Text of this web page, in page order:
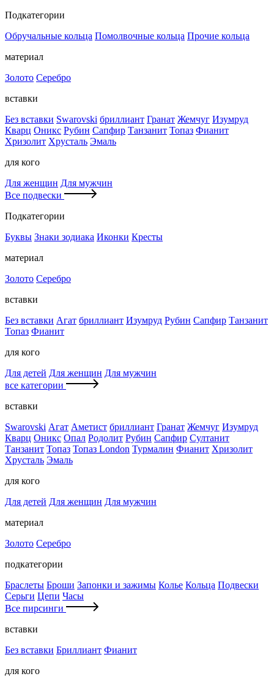
Подкатегории
Обручальные кольца Помолвочные кольца Прочие кольца
материал
Золото Серебро
вставки
Без вставки Swarovski бриллиант Гранат Жемчуг Изумруд
Кварц Оникс Рубин Сапфир Танзанит Топаз Фианит
Хризолит Хрусталь Эмаль
для кого
Для женщин Для мужчин
Все подвески
Подкатегории
Буквы Знаки зодиака Иконки Кресты
материал
Золото Серебро
вставки
Без вставки Агат бриллиант Изумруд Рубин Сапфир Танзанит
Топаз Фианит
для кого
Для детей Для женщин Для мужчин
все категории
вставки
Swarovski Агат Аметист бриллиант Гранат Жемчуг Изумруд
Кварц Оникс Опал Родолит Рубин Сапфир Султанит
Танзанит Топаз Топаз London Турмалин Фианит Хризолит
Хрусталь Эмаль
для кого
Для детей Для женщин Для мужчин
материал
Золото Серебро
подкатегории
Браслеты Броши Запонки и зажимы Колье Кольца Подвески
Серьги Цепи Часы
Все пирсинги
вставки
Без вставки Бриллиант Фианит
для кого